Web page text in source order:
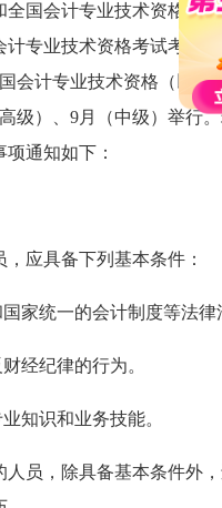
国会计专业技术资格考
专业技术资格考试考务
国会计专业技术资格（以
级）、9月（中级）举行
通知如下：
应具备下列基本条件：
家统一的会计制度等法律
经纪律的行为。
知识和业务技能。
人员，除具备基本条件外